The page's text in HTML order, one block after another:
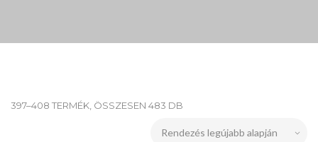
397–408 TERMÉK, ÖSSZESEN 483 DB